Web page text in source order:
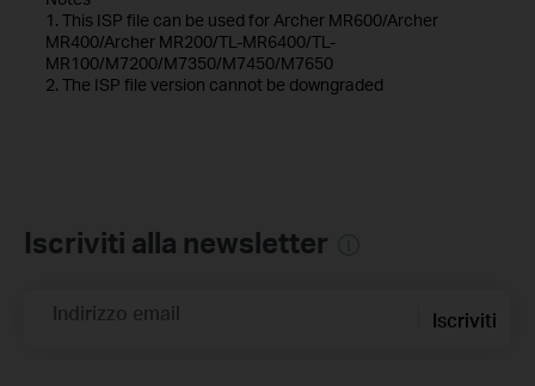
1. This ISP file can be used for Archer MR600/Archer
MR400/Archer MR200/TL-MR6400/TL-
MR100/M7200/M7350/M7450/M7650
2. The ISP file version cannot be downgraded
Iscriviti alla newsletter
Indirizzo email Iscriviti